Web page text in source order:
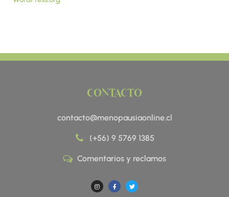
CONTACTO
contacto@menopausiaonline.cl
(+56) 9 5769 1385
Comentarios y reclamos
I
n
s
F
a
c
T
w
i